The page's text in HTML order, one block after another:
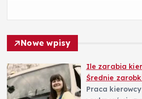
a
w
p
i
Nowe wpisy
Ile zarabia
Średnie
Praca